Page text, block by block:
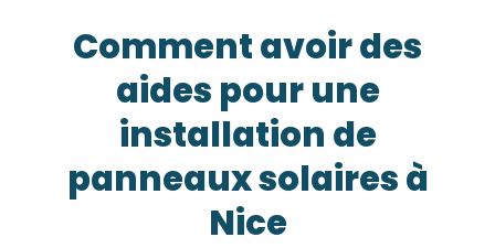
Comment avoir des
aides pour une
installation de
panneaux solaires à
Nice